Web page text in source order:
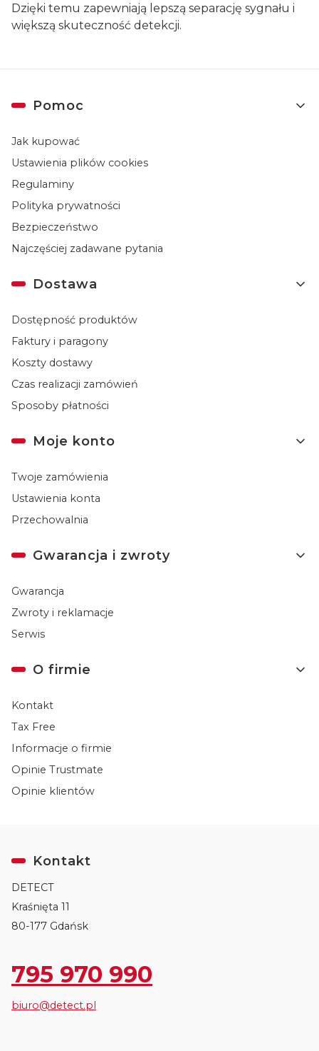
Dzięki temu zapewniają lepszą separację sygnału i
większą skuteczność detekcji.
Linki w stopce
Pomoc
Jak kupować
Ustawienia plików cookies
Regulaminy
Polityka prywatności
Bezpieczeństwo
Najczęściej zadawane pytania
Dostawa
Dostępność produktów
Faktury i paragony
Koszty dostawy
Czas realizacji zamówień
Sposoby płatności
Moje konto
Twoje zamówienia
Ustawienia konta
Przechowalnia
Gwarancja i zwroty
Gwarancja
Zwroty i reklamacje
Serwis
O firmie
Kontakt
Tax Free
Informacje o firmie
Opinie Trustmate
Opinie klientów
Kontakt
DETECT
Kraśnięta 11
80-177 Gdańsk
795 970 990
biuro@detect.pl